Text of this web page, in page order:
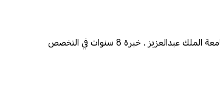
، خبرة 8 سنوات في التخصص